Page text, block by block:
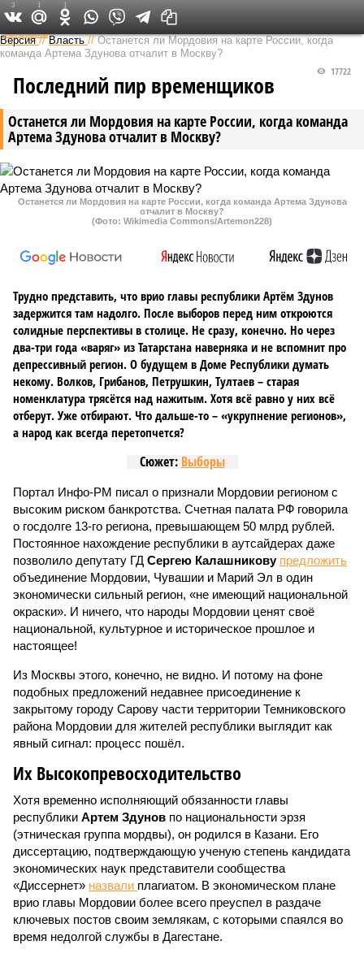
Федеральный выпуск
Версия //Власть //Останется ли Мордовия на карте России, когда
команда Артема Здунова отчалит в Москву?
Останется ли Мордовия на карте России, когда команда
Артема Здунова отчалит в Москву?
17722
Последний пир временщиков
Останется ли Мордовия на карте России, когда команда Артема Здунова
отчалит в Москву?
(Фото: Wikimedia Commons/Artemon228)
Трудно представить, что врио главы республики Артём Здунов
задержится там надолго. После выборов перед ним откроются
солидные перспективы в столице. Не сразу, конечно. Но через
два-три года «варяг» из Татарстана наверняка и не вспомнит про
депрессивный регион. О будущем в Доме Республики думать
некому. Волков, Грибанов, Петрушкин, Тултаев – старая
номенклатура трясётся над нажитым. Хотя всё равно у них всё
отберут. Уже отбирают. Что дальше-то – «укрупнение регионов»,
а народ как всегда перетопчется?
Сюжет: Выборы
Портал Инфо-РМ писал о признали Мордовии регионом с
высоким риском банкротства. Счетная палата РФ говорила
о госдолге 13-го региона, превышающем 50 млрд рублей.
Постоянное нахождение республики в аутсайдерах даже
позволило депутату ГД Сергею Калашникову предложить
объединение Мордовии, Чувашии и Марий Эл в один
экономически сильный регион, «не имеющий национальной
окраски». И ничего, что народы Мордовии ценят своё
национальной, культурное и историческое прошлое и
настоящее!
Из Москвы этого, конечно, не видно. И потому на фоне
подобных предложений недавнее присоединение к
закрытому городу Сарову части территории Темниковского
района Мордовии для жителей республики выглядит как
явный сигнал: процесс пошёл.
Их Высокопревосходительство
Хотя временно исполняющий обязанности главы
республики Артем Здунов по национальности эрзя
(этническая группа мордвы), он родился в Казани. Его
диссертацию, подтверждающую ученую степень кандидата
экономических наук представители сообщества
«Диссернет» назвали плагиатом. В экономическом плане
врио главы Мордовии более всего преуспел в раздаче
ключевых постов своим землякам, с которыми спаялся во
время недолгой службы в Дагестане.
3 1 1